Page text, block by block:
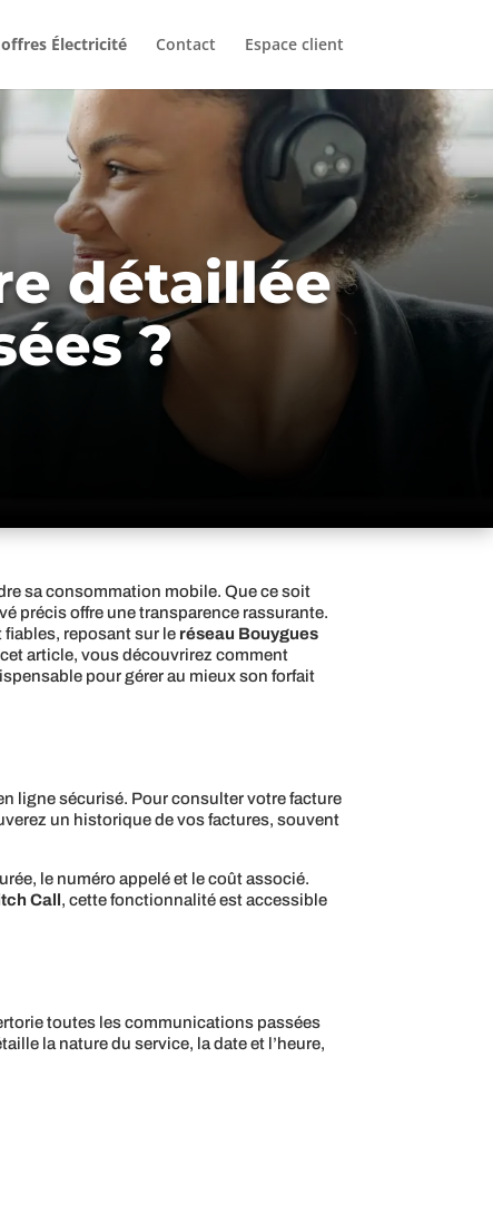
Électricité Contact Espace client
détaillée
?
sa consommation mobile. Que ce soit
précis offre une transparence rassurante.
reposant sur le réseau Bouygues
article, vous découvrirez comment
pour gérer au mieux son forfait
ligne sécurisé. Pour consulter votre facture
un historique de vos factures, souvent
le numéro appelé et le coût associé.
Call, cette fonctionnalité est accessible
toutes les communications passées
la nature du service, la date et l’heure,